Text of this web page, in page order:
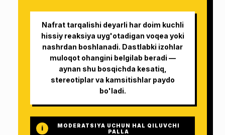
Nafrat tarqalishi deyarli har doim kuchli
hissiy reaksiya uyg'otadigan voqea yoki
nashrdan boshlanadi. Dastlabki izohlar
muloqot ohangini belgilab beradi —
aynan shu bosqichda kesatiq,
stereotiplar va kamsitishlar paydo
bo'ladi.
i
MODERATSIYA UCHUN HAL QILUVCHI
PALLA